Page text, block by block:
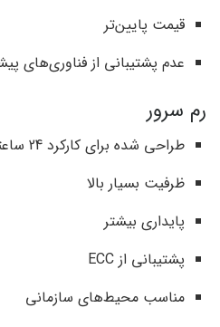
قیمت پایین‌تر
عدم پشتیبانی از فناوری‌های
رم سرور
طراحی شده برای کارکرد 24 ساعته
ظرفیت بسیار بالا
پایداری بیشتر
پشتیبانی از ECC
مناسب محیط‌های سازمانی